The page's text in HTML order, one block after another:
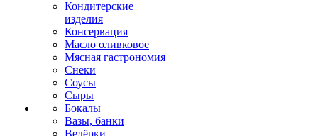
Кондитерские
изделия
Консервация
Масло оливковое
Мясная гастрономия
Снеки
Соусы
Сыры
Бокалы
Вазы, банки
Ведёрки